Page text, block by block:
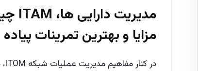
مزایا و بهترین تمرینات